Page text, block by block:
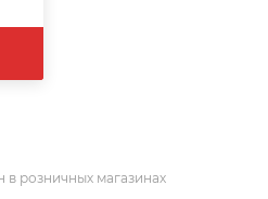
в розничных магазинах